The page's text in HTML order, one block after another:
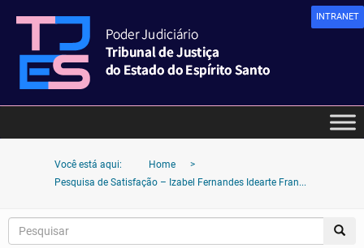
INTRANET
Você está aqui: Home
>
Pesquisa de Satisfação – Izabel Fernandes Idearte Fran...